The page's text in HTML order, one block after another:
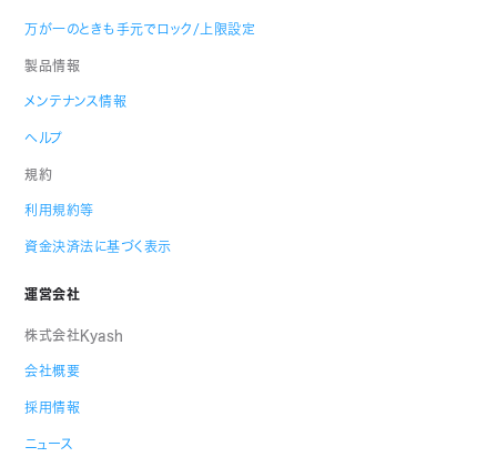
万が一のときも手元でロック/上限設定
製品情報
メンテナンス情報
ヘルプ
規約
利用規約等
資金決済法に基づく表示
運営会社
株式会社Kyash
会社概要
採用情報
ニュース